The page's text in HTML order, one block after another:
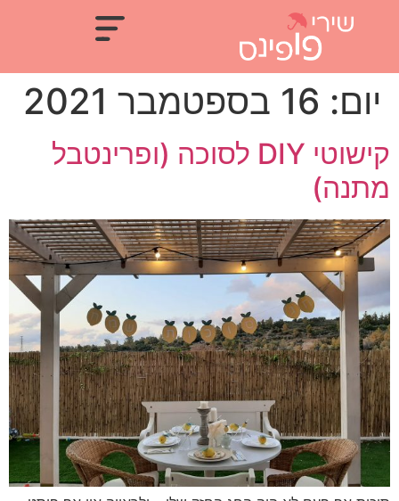
יום: 16 בספטמבר 2021
קישוטי DIY לסוכה (ופרינטבל
מתנה)